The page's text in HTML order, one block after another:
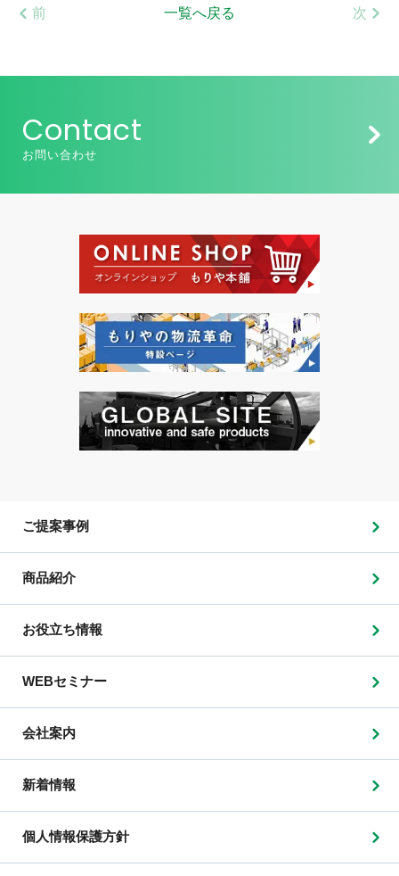
前 一覧へ戻る 次
Contact
お問い合わせ
ご提案事例
商品紹介
お役立ち情報
WEBセミナー
会社案内
新着情報
個人情報保護方針